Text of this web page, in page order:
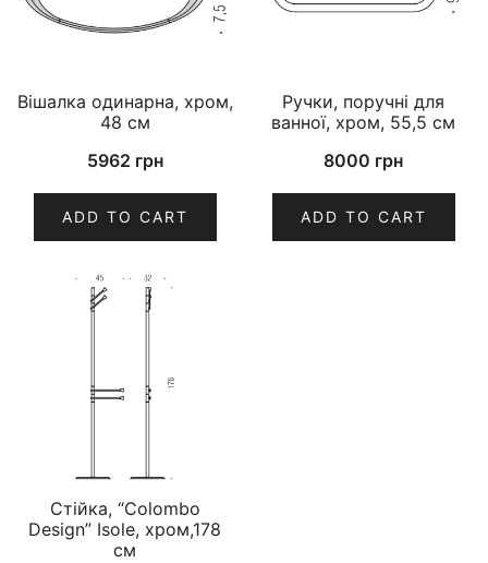
Вішалка одинарна, хром,
48 см
5962 грн
ADD TO CART
Ручки, поручні для
ванної, хром, 55,5 см
8000 грн
ADD TO CART
Стійка, “Colombo
Design” Isole, хром,178
см